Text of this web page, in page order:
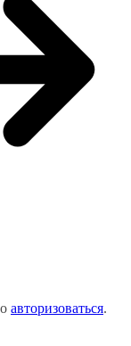
авторизоваться.